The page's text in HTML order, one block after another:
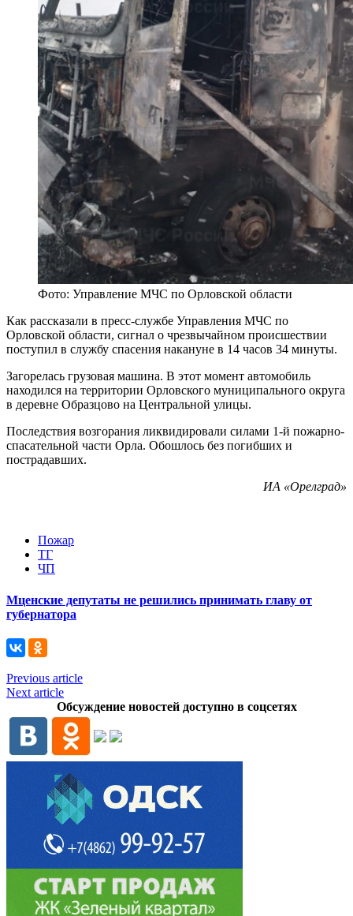
Фото: Управление МЧС по Орловской области
Как рассказали в пресс-службе Управления МЧС по
Орловской области, сигнал о чрезвычайном происшествии
поступил в службу спасения накануне в 14 часов 34 минуты.
Загорелась грузовая машина. В этот момент автомобиль
находился на территории Орловского муниципального округа
в деревне Образцово на Центральной улицы.
Последствия возгорания ликвидировали силами 1-й пожарно-
спасательной части Орла. Обошлось без погибших и
пострадавших.
ИА «Орелград»
Пожар
ТГ
ЧП
Мценские депутаты не решились принимать главу от
губернатора
Previous article
Next article
Обсуждение новостей доступно в соцсетях